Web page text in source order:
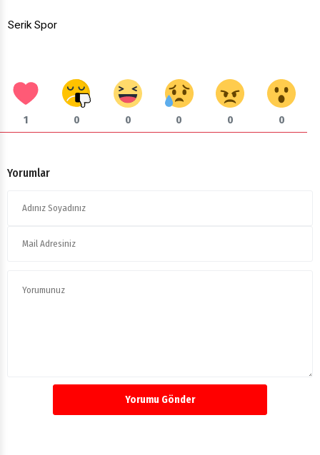
Serik Spor
1 0 0 0 0 0
Yorumlar
Yorumu Gönder